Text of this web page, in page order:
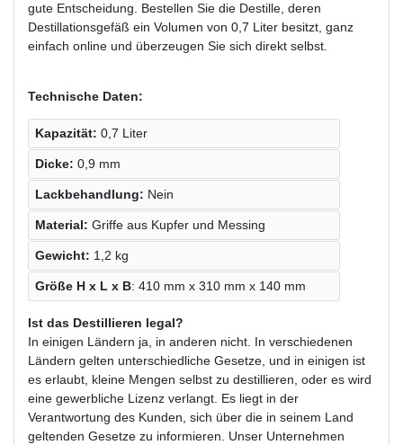
gute Entscheidung. Bestellen Sie die Destille, deren
Destillationsgefäß ein Volumen von 0,7 Liter besitzt, ganz
einfach online und überzeugen Sie sich direkt selbst.
Technische Daten:
Kapazität: 0,7 Liter
Dicke: 0,9 mm
Lackbehandlung: Nein
Material: Griffe aus Kupfer und Messing
Gewicht: 1,2 kg
Größe H x L x B: 410 mm x 310 mm x 140 mm
Ist das Destillieren legal?
In einigen Ländern ja, in anderen nicht. In verschiedenen
Ländern gelten unterschiedliche Gesetze, und in einigen ist
es erlaubt, kleine Mengen selbst zu destillieren, oder es wird
eine gewerbliche Lizenz verlangt. Es liegt in der
Verantwortung des Kunden, sich über die in seinem Land
geltenden Gesetze zu informieren. Unser Unternehmen